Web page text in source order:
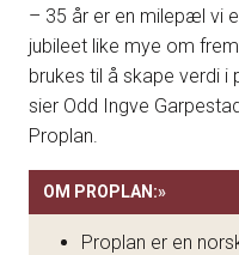
– 35 år er en milepæl vi
jubileet like mye om
brukes til å skape verdi i
sier Odd Ingve
Proplan.
OM PROPLAN:»
Proplan er en